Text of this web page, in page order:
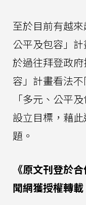
至於目前有越
公平及包容」
於過往拜登政
容」計畫看法
「多元、公平
設立目標，藉
題。
《原文刊登於
聞網獲授權轉載